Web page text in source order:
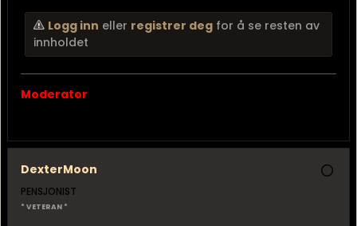
Logg inn eller registrer deg for å se resten av
innholdet
Moderator
DexterMoon
PENSJONIST
* VETERAN *